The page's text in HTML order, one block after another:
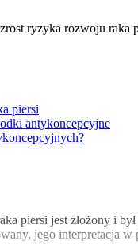
ryzyka rozwoju raka
piersi
antykoncepcyjne
piersi jest złożony i
jego interpretacja